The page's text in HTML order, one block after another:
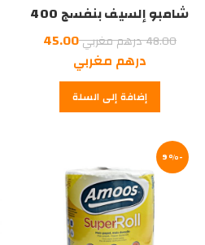
شامبو إلسيف بنفسج 400
ملل 48.00درهم مغربيالسعر
الأصلي
هو:
48.00
45.00
درهم مغربي
الحالي
هو:إضافة إلى السلة
-9%